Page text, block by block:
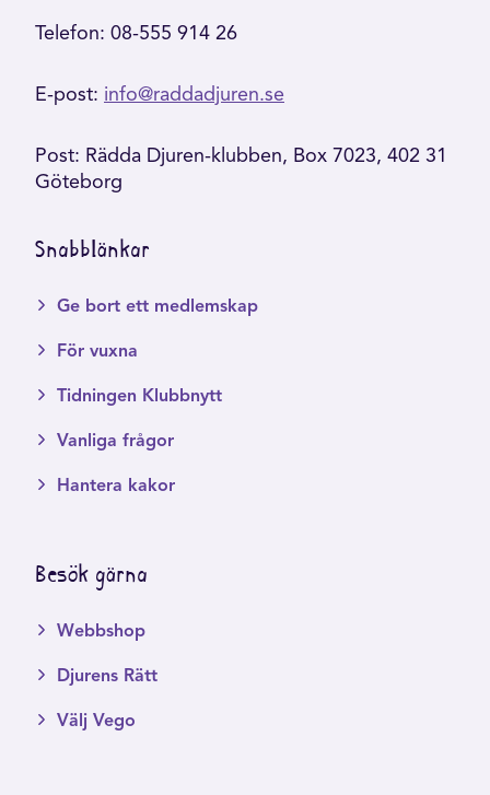
Telefon: 08-555 914 26
E-post: info@raddadjuren.se
Post: Rädda Djuren-klubben, Box 7023, 402 31
Göteborg
Snabblänkar
Ge bort ett medlemskap
För vuxna
Tidningen Klubbnytt
Vanliga frågor
Hantera kakor
Besök gärna
Webbshop
Djurens Rätt
Välj Vego